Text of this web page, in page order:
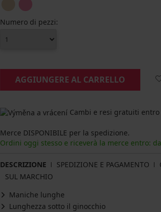
Numero di pezzi:
AGGIUNGERE AL CARRELLO
Cambi e resi gratuiti
Merce DISPONIBILE per la spedizione.
Ordini oggi stesso e riceverà la merce entro:
DESCRIZIONE SPEDIZIONE E PAGAMENTO
SUL MARCHIO
Maniche lunghe
Lunghezza sotto il ginocchio